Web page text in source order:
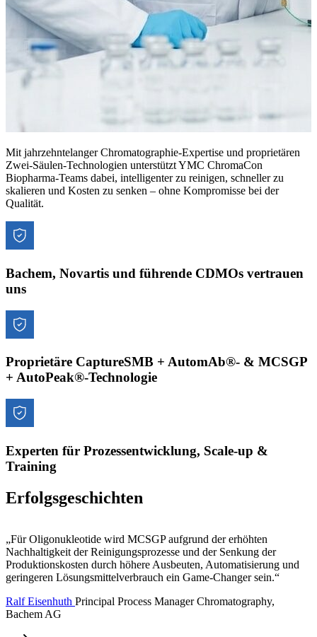
Mit jahrzehntelanger Chromatographie-Expertise und proprietären
Zwei-Säulen-Technologien unterstützt YMC ChromaCon
Biopharma-Teams dabei, intelligenter zu reinigen, schneller zu
skalieren und Kosten zu senken – ohne Kompromisse bei der
Qualität.
Bachem, Novartis und führende CDMOs vertrauen
uns
Proprietäre CaptureSMB + AutomAb®- & MCSGP
+ AutoPeak®-Technologie
Experten für Prozessentwicklung, Scale-up &
Training
Erfolgsgeschichten
„Für Oligonukleotide wird MCSGP aufgrund der erhöhten
Nachhaltigkeit der Reinigungsprozesse und der Senkung der
Produktionskosten durch höhere Ausbeuten, Automatisierung und
geringeren Lösungsmittelverbrauch ein Game-Changer sein.“
Ralf Eisenhuth Principal Process Manager Chromatography,
Bachem AG